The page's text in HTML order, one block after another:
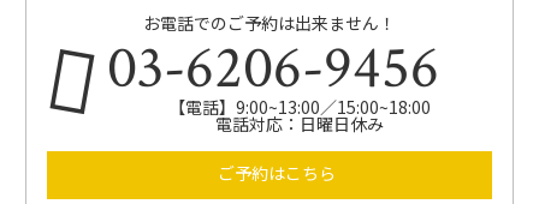
お電話でのご予約は出来ません！
03-6206-9456
【電話】9:00~13:00／15:00~18:00
電話対応：日曜日休み
ご予約はこちら